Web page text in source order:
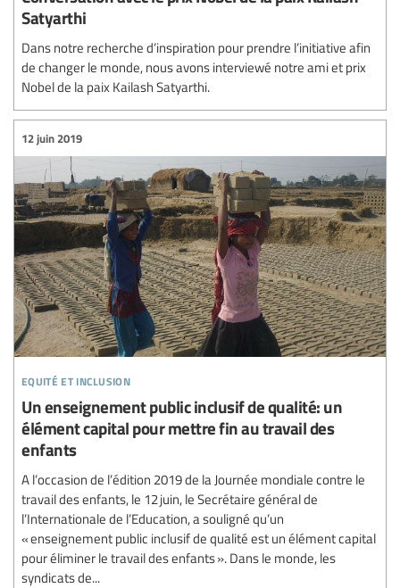
Satyarthi
Dans notre recherche d’inspiration pour prendre l’initiative afin
de changer le monde, nous avons interviewé notre ami et prix
Nobel de la paix Kailash Satyarthi.
equité et inclusion
12 juin 2019
Un enseignement public inclusif de qualité: un
élément capital pour mettre fin au travail des
enfants
A l’occasion de l’édition 2019 de la Journée mondiale contre le
travail des enfants, le 12 juin, le Secrétaire général de
l’Internationale de l’Education, a souligné qu’un
« enseignement public inclusif de qualité est un élément capital
pour éliminer le travail des enfants ». Dans le monde, les
syndicats de...